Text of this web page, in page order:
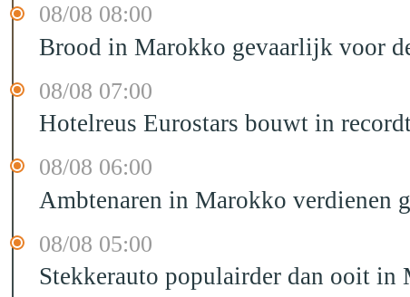
08/08 08:00
Brood in Marokko gevaarlijk voor
08/08 07:00
Hotelreus Eurostars bouwt in
08/08 06:00
Ambtenaren in Marokko verdienen
08/08 05:00
Stekkerauto populairder dan ooit in